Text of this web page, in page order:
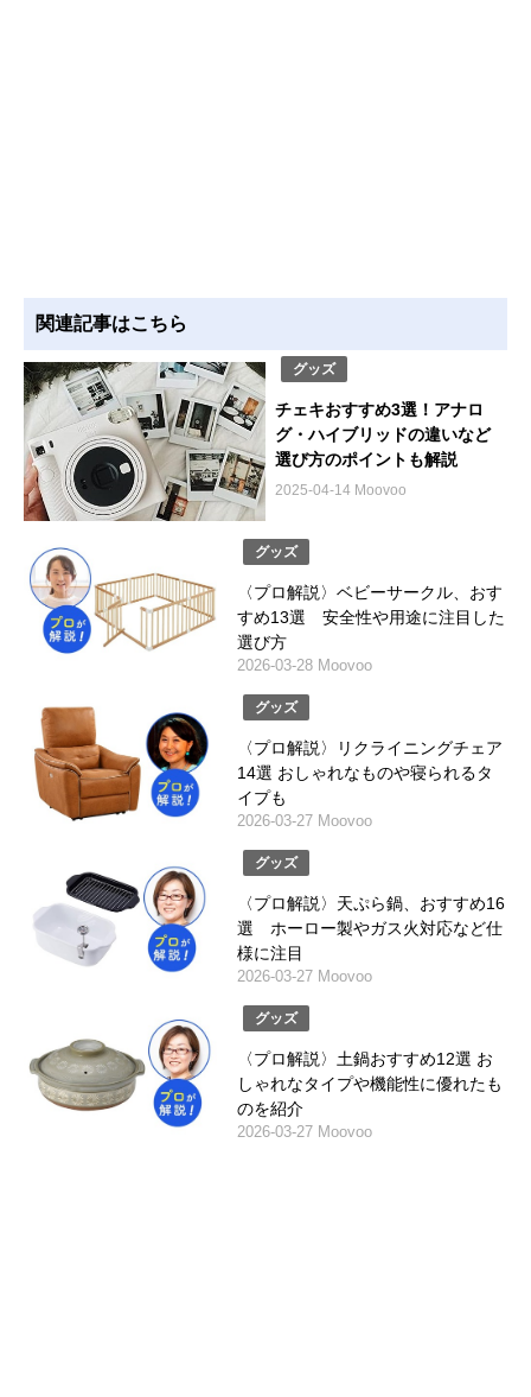
関連記事はこちら
グッズ
チェキおすすめ3選！アナロ
グ・ハイブリッドの違いなど
選び方のポイントも解説
2025-04-14 Moovoo
グッズ
〈プロ解説〉ベビーサークル、おす
すめ13選 安全性や用途に注目した
選び方
2026-03-28 Moovoo
グッズ
〈プロ解説〉リクライニングチェア
14選 おしゃれなものや寝られるタ
イプも
2026-03-27 Moovoo
グッズ
〈プロ解説〉天ぷら鍋、おすすめ16
選 ホーロー製やガス火対応など仕
様に注目
2026-03-27 Moovoo
グッズ
〈プロ解説〉土鍋おすすめ12選 お
しゃれなタイプや機能性に優れたも
のを紹介
2026-03-27 Moovoo